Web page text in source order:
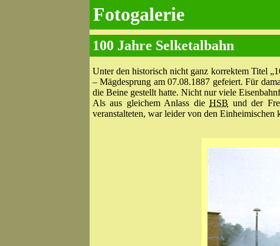
Fotogalerie
100 Jahre Selketalbahn
Unter den historisch nicht ganz korrektem Titel
– Mägdesprung am 07.08.1887 gefeiert. Für
die Beine gestellt hatte. Nicht nur viele
Als aus gleichem Anlass dieHSB und der
veranstalteten, war leider von den Einheimischen